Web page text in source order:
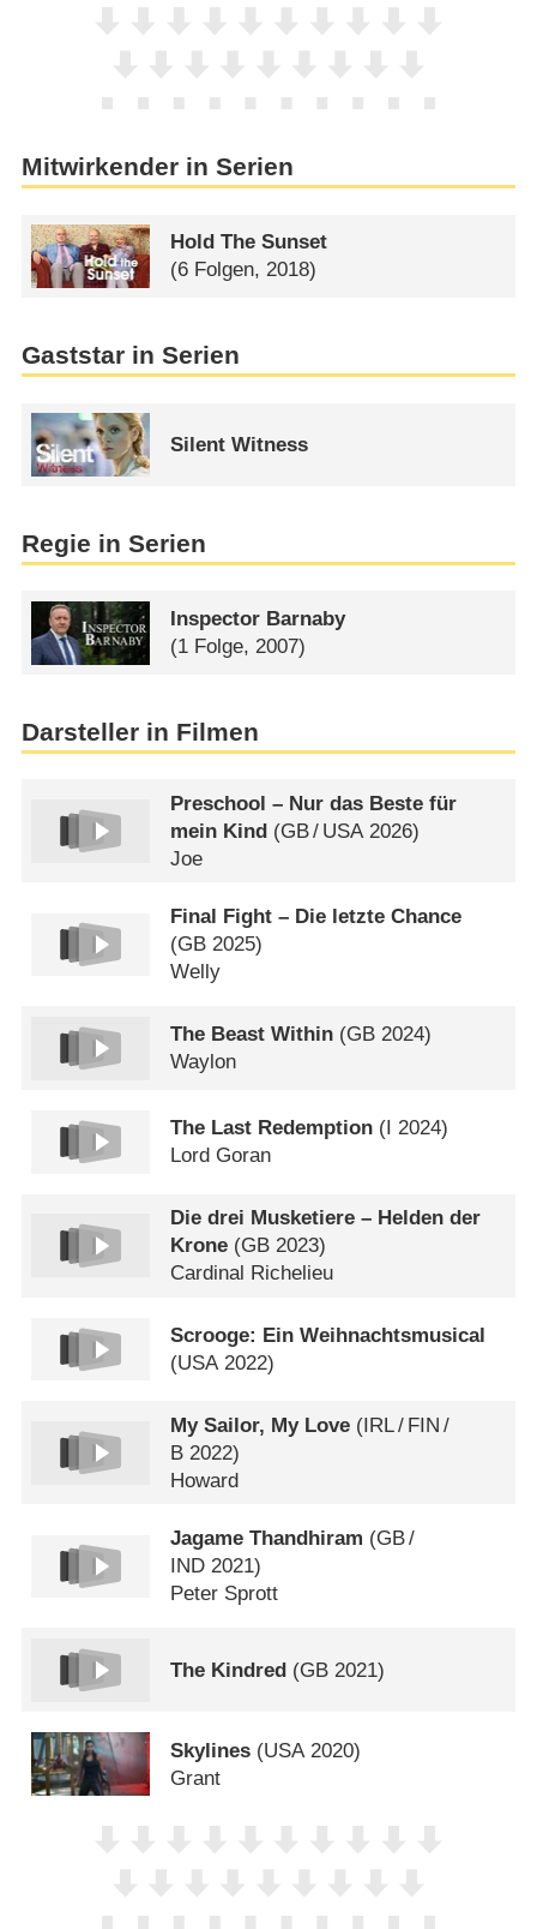
Mitwirkender in Serien
Hold The Sunset
(6 Folgen, 2018)
Gaststar in Serien
Silent Witness
Regie in Serien
Inspector Barnaby
(1 Folge, 2007)
Darsteller in Filmen
Preschool – Nur das Beste für
mein Kind (GB/ USA2026)
Joe
Final Fight – Die letzte Chance
(GB 2025)
Welly
The Beast Within (GB 2024)
Waylon
The Last Redemption ( 2024)
Lord Goran
Die drei Musketiere – Helden der
Krone (GB 2023)
Cardinal Richelieu
Scrooge: Ein Weihnachtsmusical
(USA2022)
My Sailor, My Love (IRL/ FIN /
B 2022)
Howard
Jagame Thandhiram (GB/
IND 2021)
Peter Sprott
The Kindred (GB 2021)
Skylines (USA 2020)
Grant